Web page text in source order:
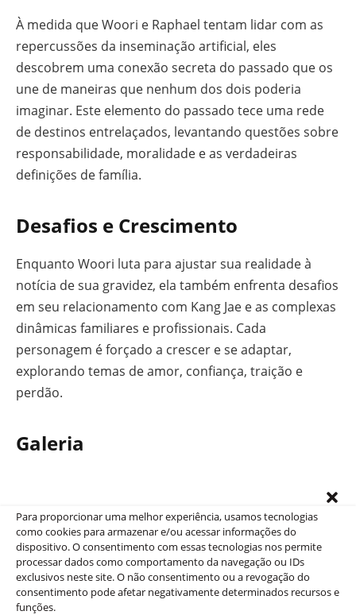
Para proporcionar uma melhor experiência, usamos tecnologias
como cookies para armazenar e/ou acessar informações do
dispositivo. O consentimento com essas tecnologias nos permite
processar dados como comportamento da navegação ou IDs
exclusivos neste site. O não consentimento ou a revogação do
consentimento pode afetar negativamente determinados recursos e
funções.
À medida que Woori e Raphael tentam lidar com as
repercussões da inseminação artificial, eles
descobrem uma conexão secreta do passado que os
une de maneiras que nenhum dos dois poderia
imaginar. Este elemento do passado tece uma rede
de destinos entrelaçados, levantando questões sobre
responsabilidade, moralidade e as verdadeiras
definições de família.
Desafios e Crescimento
Enquanto Woori luta para ajustar sua realidade à
notícia de sua gravidez, ela também enfrenta desafios
em seu relacionamento com Kang Jae e as complexas
dinâmicas familiares e profissionais. Cada
personagem é forçado a crescer e se adaptar,
explorando temas de amor, confiança, traição e
perdão.
Galeria